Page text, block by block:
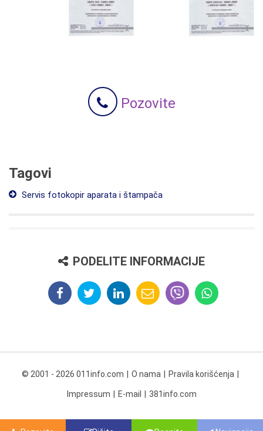
Pozovite
Tagovi
Servis fotokopir aparata i štampača
PODELITE INFORMACIJE
© 2001 - 2026 011info.com O nama Pravila korišćenja
Impressum E-mail 381info.com